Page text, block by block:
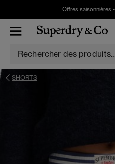
Offres saisonnières -
SHORTS